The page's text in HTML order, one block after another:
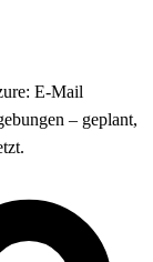
E-Mail
– geplant,